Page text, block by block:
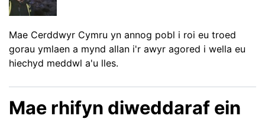
Mae Cerddwyr Cymru yn annog pobl i roi eu troed
gorau ymlaen a mynd allan i'r awyr agored i wella eu
hiechyd meddwl a'u lles.
Mae rhifyn diweddaraf ein